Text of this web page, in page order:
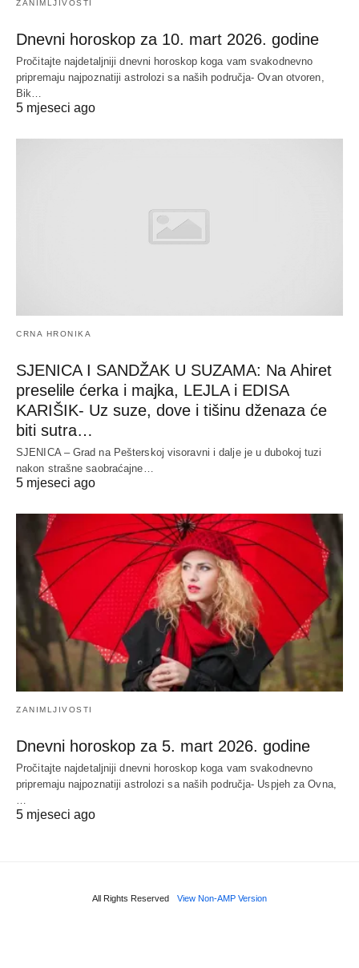
ZANIMLJIVOSTI
Dnevni horoskop za 10. mart 2026. godine
Pročitajte najdetaljniji dnevni horoskop koga vam svakodnevno
pripremaju najpoznatiji astrolozi sa naših područja- Ovan otvoren,
Bik…
5 mjeseci ago
CRNA HRONIKA
SJENICA I SANDŽAK U SUZAMA: Na Ahiret
preselile ćerka i majka, LEJLA i EDISA
KARIŠIK- Uz suze, dove i tišinu dženaza će
biti sutra…
SJENICA – Grad na Pešterskoj visoravni i dalje je u dubokoj tuzi
nakon strašne saobraćajne…
5 mjeseci ago
ZANIMLJIVOSTI
Dnevni horoskop za 5. mart 2026. godine
Pročitajte najdetaljniji dnevni horoskop koga vam svakodnevno
pripremaju najpoznatiji astrolozi sa naših područja- Uspjeh za Ovna,
…
5 mjeseci ago
All Rights Reserved View Non-AMP Version